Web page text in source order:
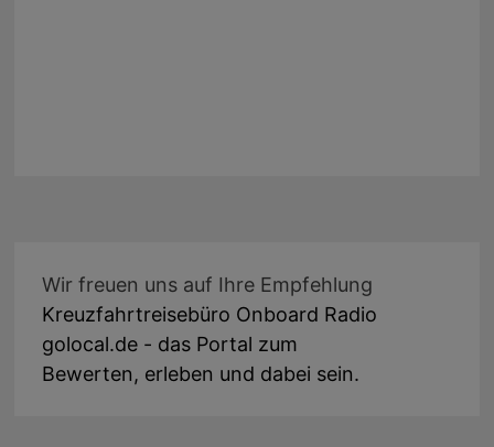
Wir freuen uns auf Ihre Empfehlung
Kreuzfahrtreisebüro Onboard Radio
golocal.de - das Portal zum
Bewerten, erleben und dabei sein.